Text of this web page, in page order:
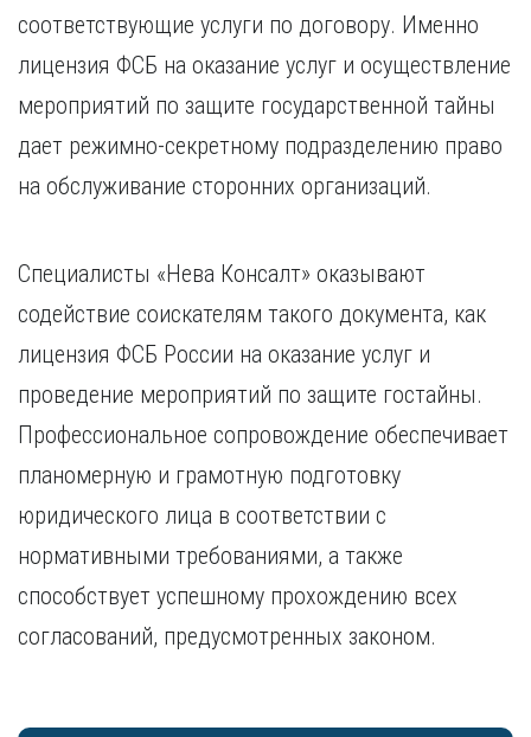
соответствующие услуги по договору. Именно
лицензия ФСБ на оказание услуг и осуществление
мероприятий по защите государственной тайны
дает режимно-секретному подразделению право
на обслуживание сторонних организаций.
Специалисты «Нева Консалт» оказывают
содействие соискателям такого документа, как
лицензия ФСБ России на оказание услуг и
проведение мероприятий по защите гостайны.
Профессиональное сопровождение обеспечивает
планомерную и грамотную подготовку
юридического лица в соответствии с
нормативными требованиями, а также
способствует успешному прохождению всех
согласований, предусмотренных законом.